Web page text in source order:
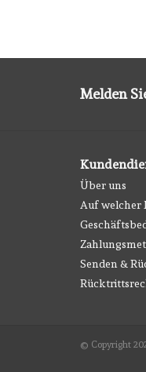
Melden
Über uns
Auf welcher
Senden &
© Copyright